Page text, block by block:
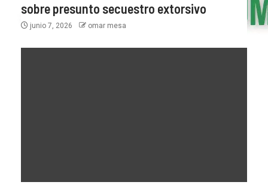
sobre presunto secuestro extorsivo
junio 7, 2026 omar mesa